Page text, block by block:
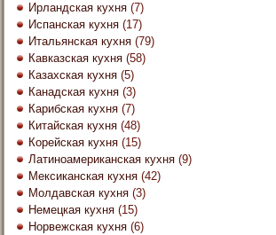
Ирландская кухня (7)
Испанская кухня (17)
Итальянская кухня (79)
Кавказская кухня (58)
Казахская кухня (5)
Канадская кухня (3)
Карибская кухня (7)
Китайская кухня (48)
Корейская кухня (15)
Латиноамериканская кухня (9)
Мексиканская кухня (42)
Молдавская кухня (3)
Немецкая кухня (15)
Норвежская кухня (6)